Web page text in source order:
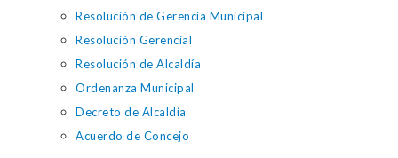
Resolución de Gerencia Municipal
Resolución Gerencial
Resolución de Alcaldía
Ordenanza Municipal
Decreto de Alcaldía
Acuerdo de Concejo